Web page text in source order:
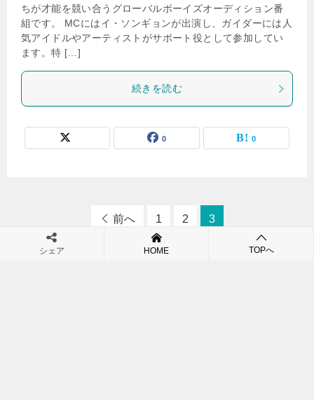
ちが才能を競い合うグローバルボーイズオーディション番
組です。 MCにはイ・ソンギョンが出演し、ガイダーには人
気アイドルやアーティストがサポート役として参加してい
ます。特 […]
続きを読む
0 0
前へ 1 2 3
シェア HOME TOPへ